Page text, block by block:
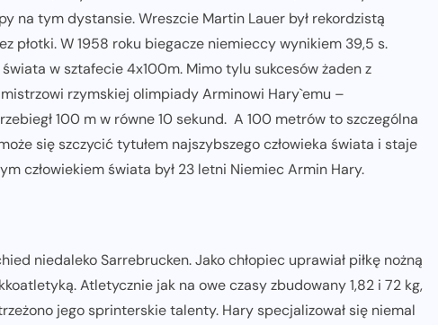
na tym dystansie. Wreszcie Martin Lauer był rekordzistą
płotki. W 1958 roku biegacze niemieccy wynikiem 39,5 s.
w sztafecie 4x100m. Mimo tylu sukcesów żaden z
rzymskiej olimpiady Arminowi Hary`emu –
100 m w równe 10 sekund. A 100 metrów to szczególna
się szczycić tytułem najszybszego człowieka świata i staje
człowiekiem świata był 23 letni Niemiec Armin Hary.
niedaleko Sarrebrucken. Jako chłopiec uprawiał piłkę nożną
Atletycznie jak na owe czasy zbudowany 1,82 i 72 kg,
jego sprinterskie talenty. Hary specjalizował się niemal